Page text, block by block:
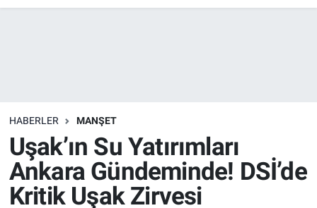
HABERLER MANŞET
Uşak’ın Su Yatırımları
Ankara Gündeminde! DSİ’de
Kritik Uşak Zirvesi
Köşe Yazarları
Kültür Sanat
Manşet